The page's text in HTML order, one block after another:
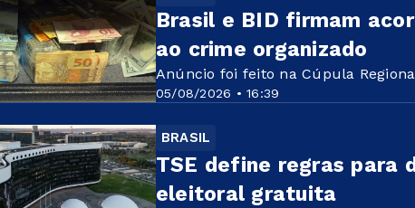
05/08/2026 • 16:39
Brasil e BID firmam
ao crime organizado
Anúncio foi feito na Cúpula
BRASIL
TSE define regras para
eleitoral gratuita